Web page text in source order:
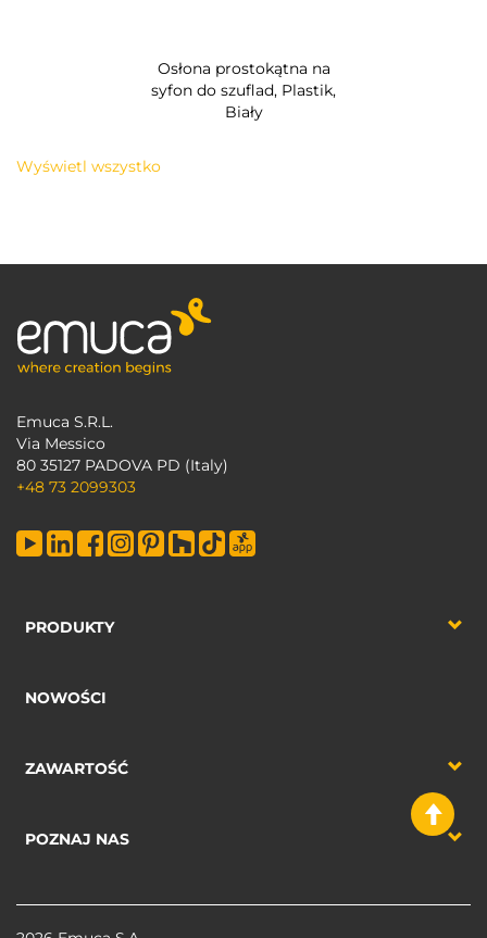
Osłona prostokątna na
syfon do szuflad, Plastik,
Biały
Wyświetl wszystko
Emuca S.R.L.
Via Messico
80 35127 PADOVA PD (Italy)
+48 73 2099303
PRODUKTY
NOWOŚCI
ZAWARTOŚĆ
POZNAJ NAS